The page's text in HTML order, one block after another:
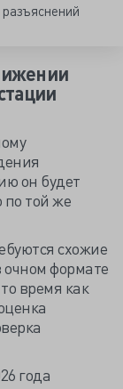
он будет
той же
схожие
очном формате
время как
года